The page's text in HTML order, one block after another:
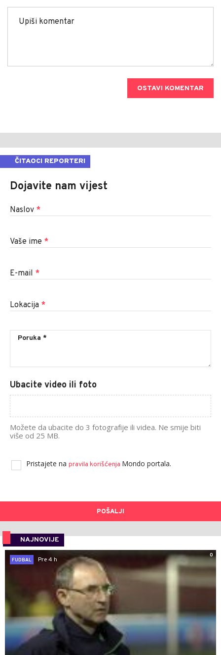
OSTAVI KOMENTAR
ČITAOCI REPORTERI
Dojavite nam vijest
Naslov *
Vaše ime *
E-mail *
Lokacija *
Ubacite video ili foto
Možete da ubacite do 3 fotografije ili videa. Ne smije biti
više od 25 MB.
Pristajete na pravila korišćenja Mondo portala.
POŠALJI
NAJNOVIJE
0
FUDBAL
Pre 4 h